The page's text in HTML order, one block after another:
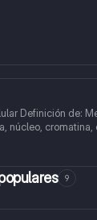
núcleo, cromatina,
9